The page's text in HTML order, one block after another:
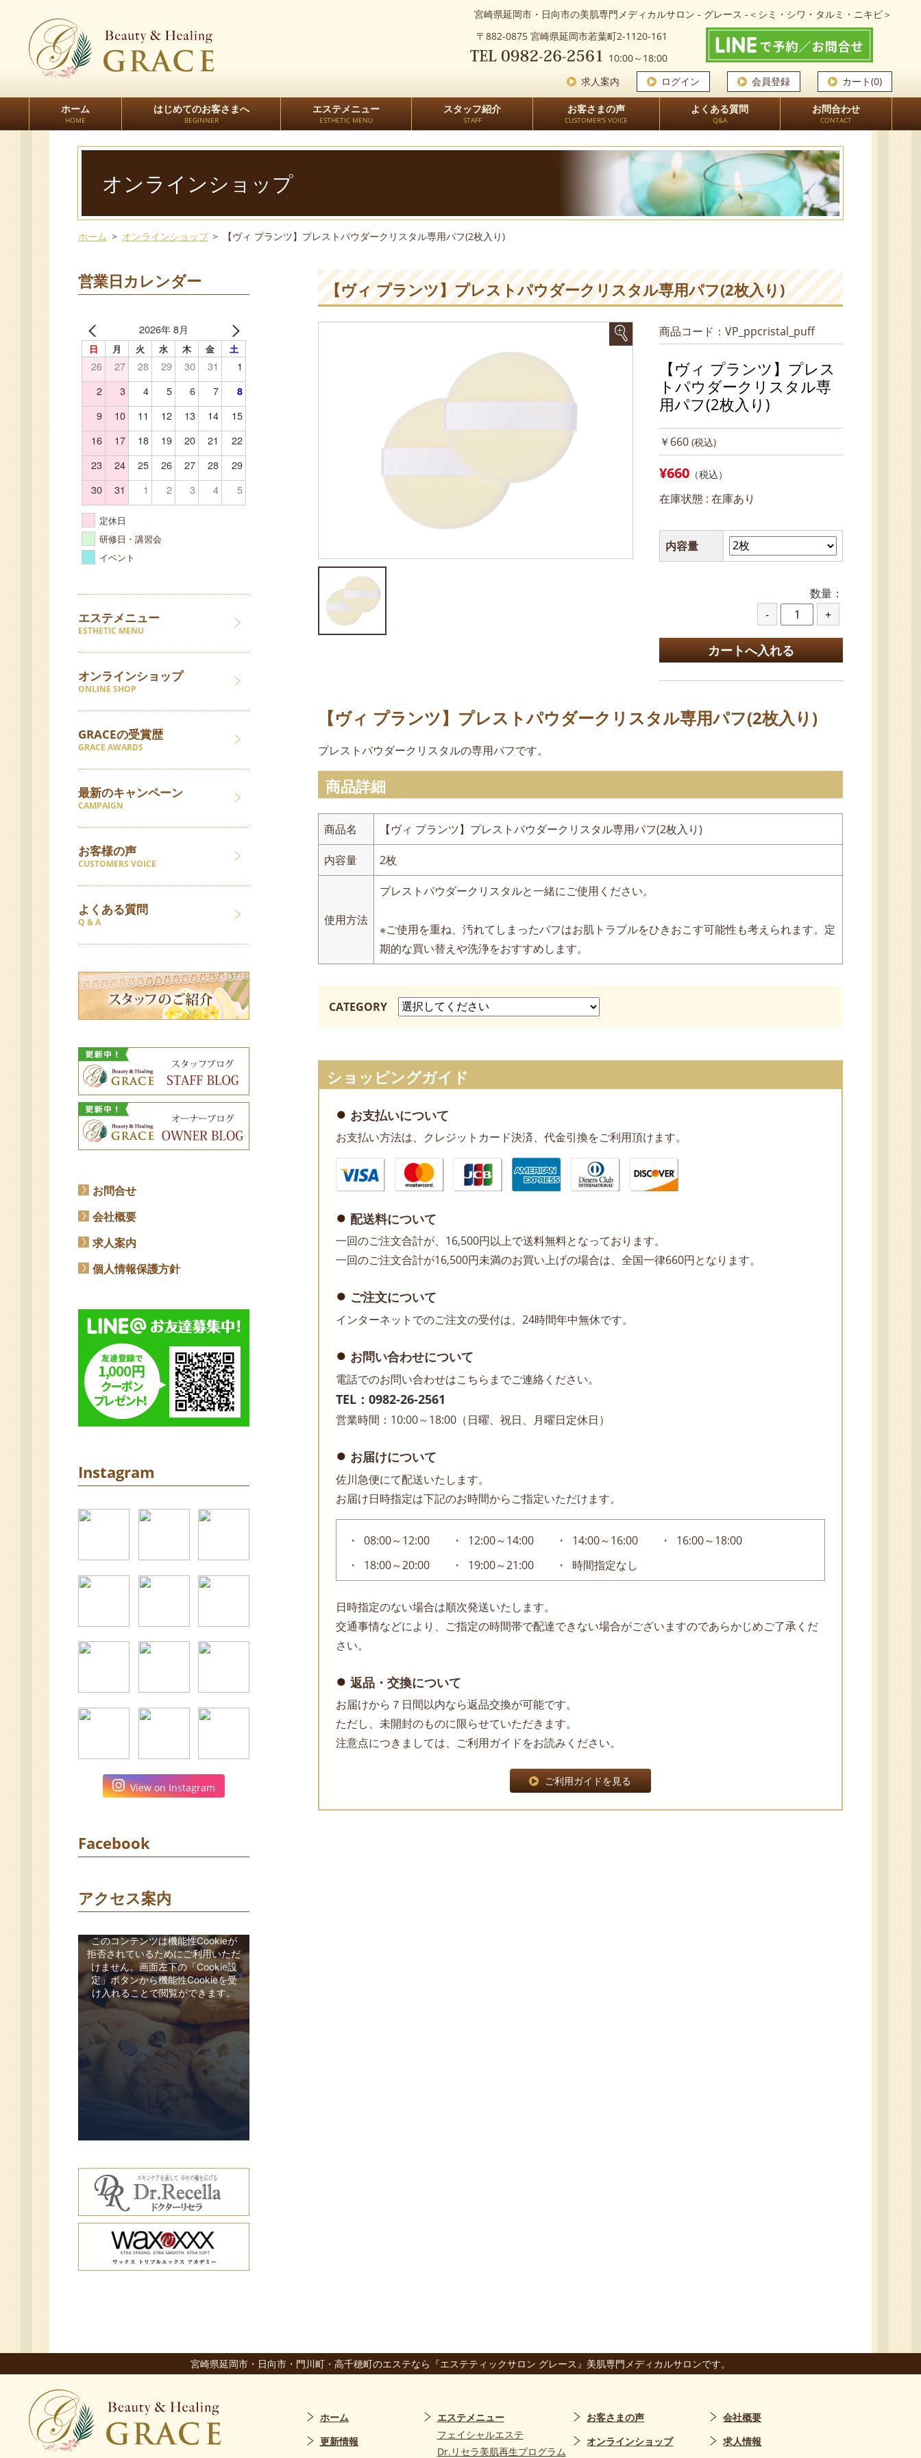
宮崎県延岡市・日向市の美肌専門メディカルサロン - グレース -＜シミ・シワ・タルミ・ニキビ＞
〒882-0875 宮崎県延岡市若葉町2-1120-161
10:00～18:00
求人案内
ログイン 会員登録 カート(0)
ホーム
HOME
はじめてのお客さまへ
BEGINNER
エステメニュー
ESTHETIC MENU
スタッフ紹介
STAFF
お客さまの声
CUSTOMER'S VOICE
よくある質問
Q&A
お問合わせ
CONTACT
オンラインショップ
ホーム オンラインショップ 【ヴィ プランツ】プレストパウダークリスタル専用パフ(2枚入り)
【ヴィ プランツ】プレストパウダークリスタル専用パフ(2枚入り)
商品コード：VP_ppcristal_puff
【ヴィ プランツ】プレス
トパウダークリスタル専
用パフ(2枚入り)
￥660 (税込)
¥660（税込）
在庫状態 : 在庫あり
内容量
数量：
【ヴィ プランツ】プレストパウダークリスタル専用パフ(2枚入り)
プレストパウダークリスタルの専用パフです。
商品詳細
商品名 【ヴィ プランツ】プレストパウダークリスタル専用パフ(2枚入り)
内容量 2枚
使用方法
プレストパウダークリスタルと一緒にご使用ください。
※ご使用を重ね、汚れてしまったパフはお肌トラブルをひきおこす可能性も考えられます。定
期的な買い替えや洗浄をおすすめします。
CATEGORY
ショッピングガイド
お支払いについて
お支払い方法は、クレジットカード決済、代金引換をご利用頂けます。
配送料について
一回のご注文合計が、16,500円以上で送料無料となっております。
一回のご注文合計が16,500円未満のお買い上げの場合は、全国一律660円となります。
ご注文について
インターネットでのご注文の受付は、24時間年中無休です。
お問い合わせについて
電話でのお問い合わせはこちらまでご連絡ください。
TEL：0982-26-2561
営業時間：10:00～18:00（日曜、祝日、月曜日定休日）
お届けについて
佐川急便にて配送いたします。
お届け日時指定は下記のお時間からご指定いただけます。
08:00～12:00 12:00～14:00 14:00～16:00
16:00～18:00
18:00～20:00
19:00～21:00 時間指定なし
日時指定のない場合は順次発送いたします。
交通事情などにより、ご指定の時間帯で配達できない場合がございますのであらかじめご了承くだ
さい。
返品・交換について
お届けから７日間以内なら返品交換が可能です。
ただし、未開封のものに限らせていただきます。
注意点につきましては、ご利用ガイドをお読みください。
ご利用ガイドを見る
営業日カレンダー
2026年 8月
日 月 火 水 木 金 土
26 27 28 29 30 31
1
2
3 4 5 6 7 8
9 10 11 12 13 14
15
16
17 18 19 20 21
22
23
24 25 26 27 28
29
30
31 1 2 3 4 5
定休日
研修日・講習会
イベント
エステメニュー
ESTHETIC MENU
オンラインショップ
ONLINE SHOP
GRACEの受賞歴
GRACE AWARDS
最新のキャンペーン
CAMPAIGN
お客様の声
CUSTOMERS VOICE
よくある質問
Q & A
お問合せ
会社概要
求人案内
個人情報保護方針
Instagram
View on Instagram
Facebook
アクセス案内
このコンテンツは機能性Cookieが
拒否されているためにご利用いただ
けません。画面左下の「Cookie設
定」ボタンから機能性Cookieを受
け入れることで閲覧ができます。
宮崎県延岡市・日向市・門川町・高千穂町のエステなら『エステティックサロン グレース』美肌専門メディカルサロンです。
ホーム
更新情報
エステメニュー
フェイシャルエステ
Dr.リセラ美肌再生プログラム
お客さまの声
オンラインショップ
会社概要
求人情報